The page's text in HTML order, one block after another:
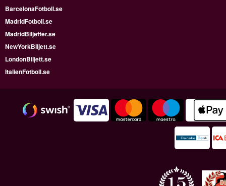
BarcelonaFotboll.se
MadridFotboll.se
MadridBiljetter.se
NewYorkBiljett.se
LondonBiljett.se
ItalienFotboll.se